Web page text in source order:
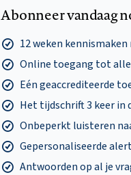
Abonneer vandaag
12 weken
Online toegang tot
Eén geaccrediteerde
Het tijdschrift 3 keer in
Onbeperkt luisteren
Gepersonaliseerde
Antwoorden op al je